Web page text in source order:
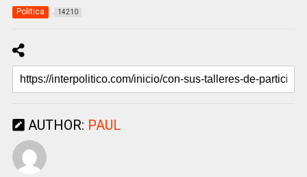
Politica 14210
AUTHOR: PAUL